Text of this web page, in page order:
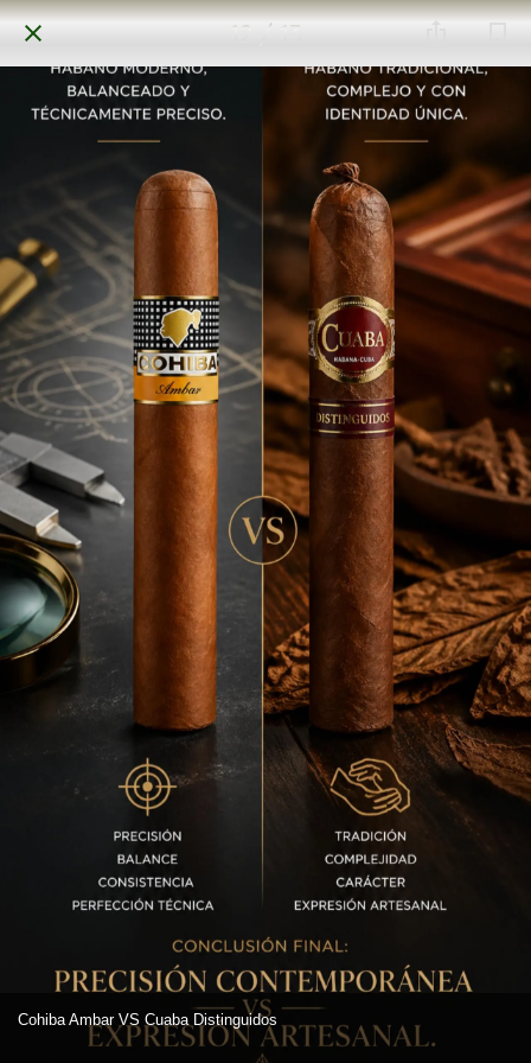
12 / 13
Cohiba Ambar VS Cuaba Distinguidos